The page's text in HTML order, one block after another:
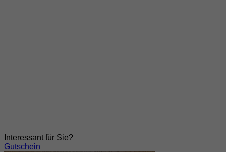
Interessant für Sie?
Gutschein